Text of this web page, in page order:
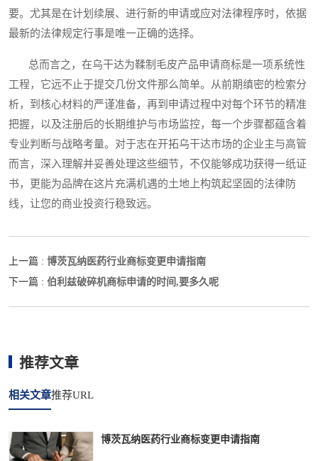
要。尤其是在计划续展、进行新的申请或应对法律程序时，依据
最新的法律规定行事是唯一正确的选择。
总而言之，在乌干达为鞣制毛皮产品申请商标是一项系统性
工程，它远不止于提交几份文件那么简单。从前期缜密的检索分
析，到核心材料的严谨准备，再到申请过程中对每个环节的精准
把握，以及注册后的长期维护与市场监控，每一个步骤都蕴含着
专业判断与战略考量。对于志在开拓乌干达市场的企业主与高管
而言，深入理解并妥善处理这些细节，不仅能够成功获得一纸证
书，更能为品牌在这片充满机遇的土地上构筑起坚固的法律防
线，让您的商业投资行稳致远。
上一篇 : 博茨瓦纳医药行业商标变更申请指南
下一篇 : 伯利兹破碎机商标申请的时间,要多久呢
推荐文章
相关文章推荐URL
博茨瓦纳医药行业商标变更申请指南